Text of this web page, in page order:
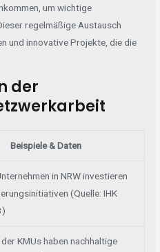
um wichtige
regelmäßige Austausch
und innovative Projekte, die die
der
Beispiele & Daten
in NRW investieren
(Quelle: IHK
KMUs haben nachhaltige